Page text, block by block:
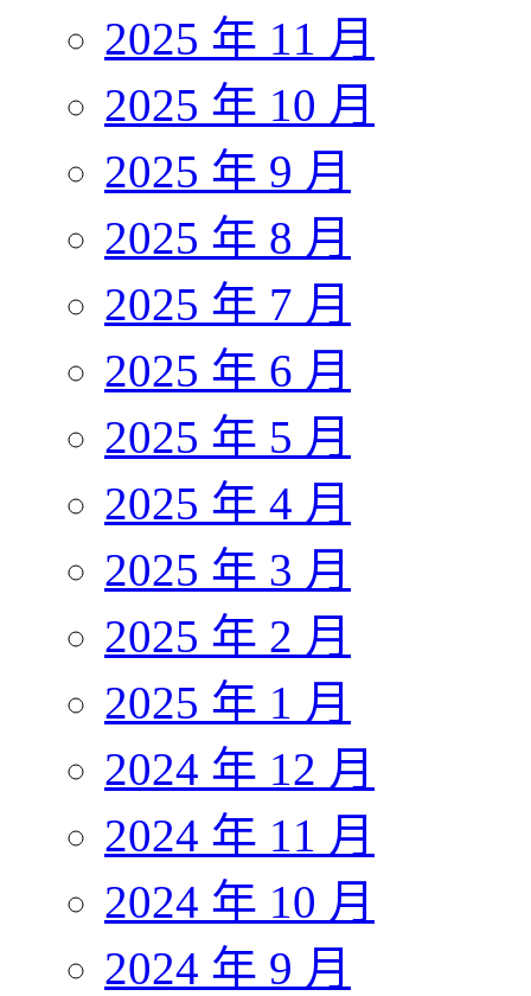
2025 年 11 月
2025 年 10 月
2025 年 9 月
2025 年 8 月
2025 年 7 月
2025 年 6 月
2025 年 5 月
2025 年 4 月
2025 年 3 月
2025 年 2 月
2025 年 1 月
2024 年 12 月
2024 年 11 月
2024 年 10 月
2024 年 9 月